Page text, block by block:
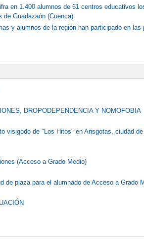
en 1.400 alumnos de 61 centros educativos
de Guadazaón (Cuenca)
y alumnos de la región han participado en
DROPODEPENDENCIA Y NOMOFOBIA
visigodo de "Los Hitos" en Arisgotas, ciudad
(Acceso a Grado Medio)
de plaza para el alumnado de Acceso a Grado